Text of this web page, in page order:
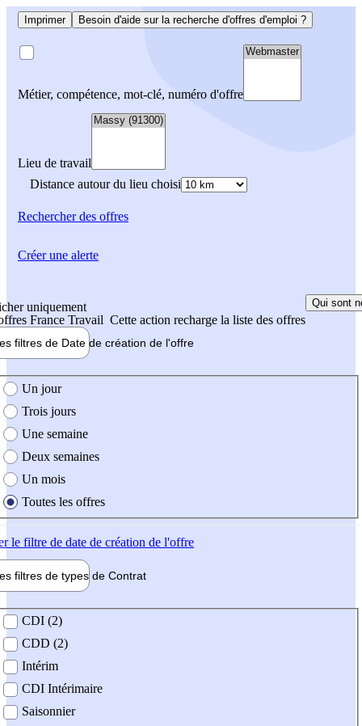
Imprimer Besoin d'aide sur la recherche d'offres d'emploi ?
Métier, compétence, mot-clé, numéro d'offre
Lieu de travail
Distance autour du lieu choisi
Rechercherdes offres
uniquement
France Travail Cette action recharge la liste des offres
Qui sont
filtres de Date de création de l'offre
création de l'offre
Un jour
Trois jours
Une semaine
Deux semaines
Un mois
Toutes les offres
le filtre de date de création de l'offre
filtres de types de Contrat
contrat
CDI (2)
CDD (2)
Intérim
CDI Intérimaire
Saisonnier
Créer une alerte